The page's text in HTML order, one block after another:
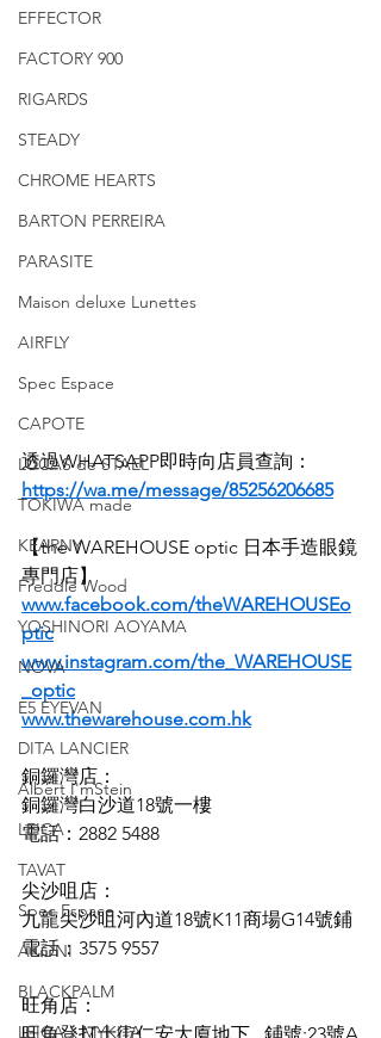
EFFECTOR
FACTORY 900
RIGARDS
STEADY
CHROME HEARTS
BARTON PERREIRA
PARASITE
Maison deluxe Lunettes
AIRFLY
Spec Espace
CAPOTE
LUCAS de STAEL
TOKIWA made
KEARNY
Freddie Wood
YOSHINORI AOYAMA
NOVA
E5 EYEVAN
DITA LANCIER
Albert I'mStein
LEICA
TAVAT
Spec Espace
AKONI
BLACKPALM
LEICA x MYKITA
透過WHATSAPP即時向店員查詢：
https://wa.me/message/85256206685
【the WAREHOUSE optic 日本手造眼鏡
專門店】
www.facebook.com/theWAREHOUSEo
ptic
www.instagram.com/the_WAREHOUSE
_optic
www.thewarehouse.com.hk
銅鑼灣店：
銅鑼灣白沙道18號一樓
電話：2882 5488
尖沙咀店：
九龍尖沙咀河內道18號K11商場G14號鋪
電話：3575 9557
旺角店：